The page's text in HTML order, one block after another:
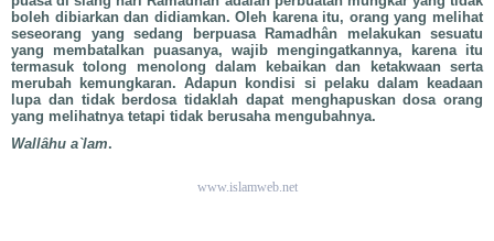
boleh dibiarkan dan didiamkan. Oleh karena itu, orang yang melihat
seseorang yang sedang berpuasa Ramadhân melakukan sesuatu
yang membatalkan puasanya, wajib mengingatkannya, karena itu
termasuk tolong menolong dalam kebaikan dan ketakwaan serta
merubah kemungkaran. Adapun kondisi si pelaku dalam keadaan
lupa dan tidak berdosa tidaklah dapat menghapuskan dosa orang
yang melihatnya tetapi tidak berusaha mengubahnya.
Wallâhu a`lam.
www.islamweb.net